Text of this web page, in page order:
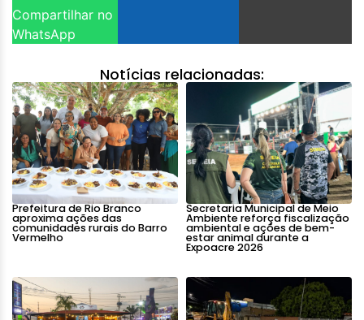
Compartilhar no
WhatsApp
Notícias relacionadas:
Prefeitura de Rio Branco
aproxima ações das
comunidades rurais do Barro
Vermelho
Secretaria Municipal de Meio
Ambiente reforça fiscalização
ambiental e ações de bem-
estar animal durante a
Expoacre 2026